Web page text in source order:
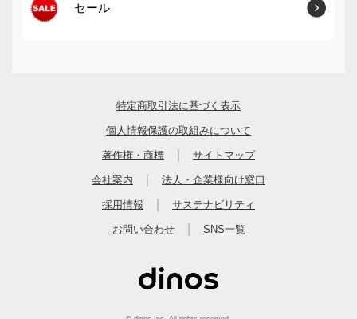
セール
特定商取引法に基づく表示
個人情報保護の取組みについて
著作権・商標 サイトマップ
会社案内 法人・企業様向け窓口
採用情報 サステナビリティ
お問い合わせ SNS一覧